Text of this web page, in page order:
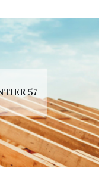
57